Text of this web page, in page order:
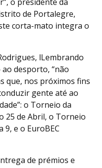
de Portalegre,
corta-mato integra o
lLembrando
desporto, “não
que, nos próximos fins
gente até ao
o Torneio da
25 de Abril, o Torneio
9, e o EuroBEC
de prémios e